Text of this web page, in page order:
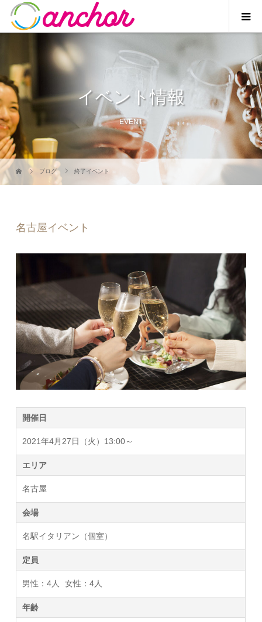
イベント情報
EVENT
ブログ 終了イベント
名古屋イベント
開催日
2021年4月27日（火）13:00～
エリア
名古屋
会場
名駅イタリアン（個室）
定員
男性：4人 女性：4人
年齢